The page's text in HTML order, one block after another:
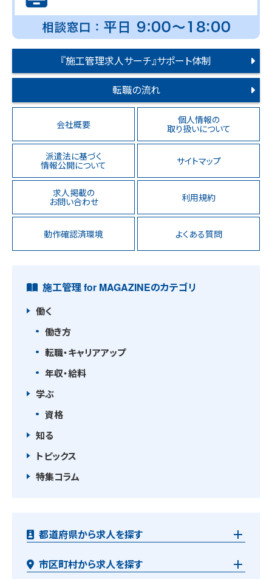
『施工管理求人サーチ』サポート体制
転職の流れ
会社概要 個人情報の
取り扱いについて
派遣法に基づく
情報公開について サイトマップ
求人掲載の
お問い合わせ 利用規約
動作確認済環境 よくある質問
施工管理 for MAGAZINEのカテゴリ
働く
働き方
転職・キャリアアップ
年収・給料
学ぶ
資格
知る
トピックス
特集コラム
都道府県から求人を探す
市区町村から求人を探す